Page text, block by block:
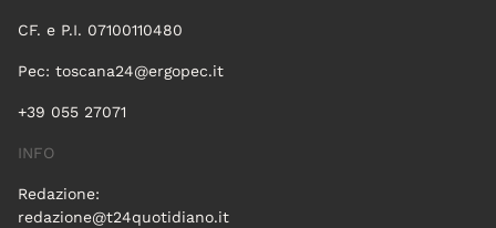
CF. e P.I. 07100110480
Pec: toscana24@ergopec.it
+39 055 27071
INFO
Redazione:
redazione@t24quotidiano.it